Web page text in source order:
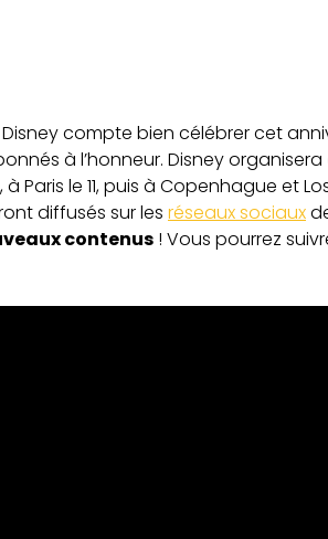
compte bien célébrer cet
à l’honneur. Disney organisera
Paris le 11, puis à Copenhague et
diffusés sur les réseaux sociaux
contenus ! Vous pourrez